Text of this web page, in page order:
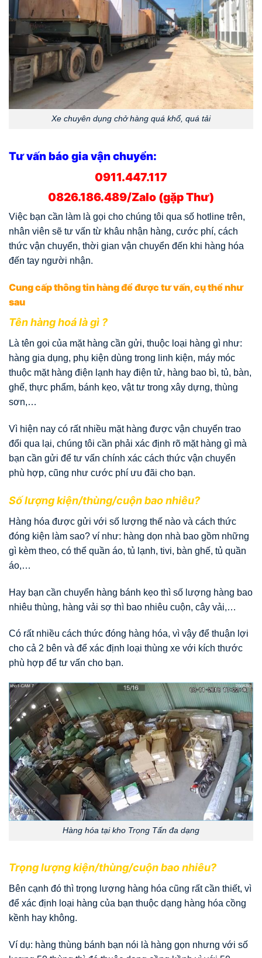
Xe chuyên dụng chở hàng quá khổ, quá tải
Tư vấn báo gia vận chuyển:
0911.447.117
0826.186.489/Zalo (gặp Thư)
Việc bạn cần làm là gọi cho chúng tôi qua số hotline trên,
nhân viên sẽ tư vấn từ khâu nhận hàng, cước phí, cách
thức vận chuyển, thời gian vận chuyển đến khi hàng hóa
đến tay người nhận.
Cung cấp thông tin hàng để được tư vấn, cụ thể như
sau
Tên hàng hoá là gì ?
Là tên gọi của mặt hàng cần gửi, thuộc loại hàng gì như:
hàng gia dụng, phụ kiện dùng trong linh kiện, máy móc
thuộc mặt hàng điện lạnh hay điện tử, hàng bao bì, tủ, bàn,
ghế, thực phẩm, bánh kẹo, vật tư trong xây dựng, thùng
sơn,…
Vì hiện nay có rất nhiều mặt hàng được vận chuyển trao
đổi qua lại, chúng tôi cần phải xác định rõ mặt hàng gì mà
bạn cần gửi để tư vấn chính xác cách thức vận chuyển
phù hợp, cũng như cước phí ưu đãi cho bạn.
Số lượng kiện/thùng/cuộn bao nhiêu?
Hàng hóa được gửi với số lượng thế nào và cách thức
đóng kiện làm sao? ví như: hàng dọn nhà bao gồm những
gì kèm theo, có thể quần áo, tủ lạnh, tivi, bàn ghế, tủ quần
áo,…
Hay bạn cần chuyển hàng bánh kẹo thì số lượng hàng bao
nhiêu thùng, hàng vải sợ thì bao nhiêu cuộn, cây vải,…
Có rất nhiều cách thức đóng hàng hóa, vì vậy để thuận lợi
cho cả 2 bên và để xác định loại thùng xe với kích thước
phù hợp để tư vấn cho bạn.
Hàng hóa tại kho Trọng Tấn đa dạng
Trọng lượng kiện/thùng/cuộn bao nhiêu?
Bên cạnh đó thì trọng lượng hàng hóa cũng rất cần thiết, vì
để xác định loại hàng của bạn thuộc dạng hàng hóa cồng
kềnh hay không.
Ví dụ: hàng thùng bánh bạn nói là hàng gọn nhưng với số